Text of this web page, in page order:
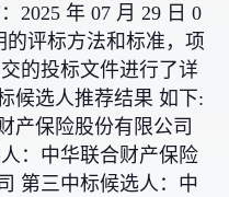
2025 年 07 月 29 日 0
评标方法和标准，项
的投标文件进行了详
候选人推荐结果 如下:
产保险股份有限公司
：中华联合财产保险
第三中标候选人：中